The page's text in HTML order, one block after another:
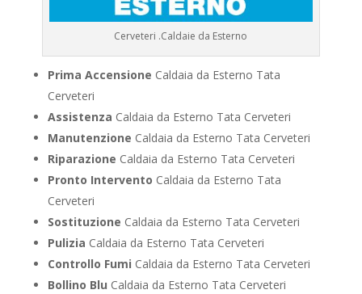
Cerveteri .Caldaie da Esterno
Prima Accensione Caldaia da Esterno Tata
Cerveteri
Assistenza Caldaia da Esterno Tata Cerveteri
Manutenzione Caldaia da Esterno Tata Cerveteri
Riparazione Caldaia da Esterno Tata Cerveteri
Pronto Intervento Caldaia da Esterno Tata
Cerveteri
Sostituzione Caldaia da Esterno Tata Cerveteri
Pulizia Caldaia da Esterno Tata Cerveteri
Controllo Fumi Caldaia da Esterno Tata Cerveteri
Bollino Blu Caldaia da Esterno Tata Cerveteri